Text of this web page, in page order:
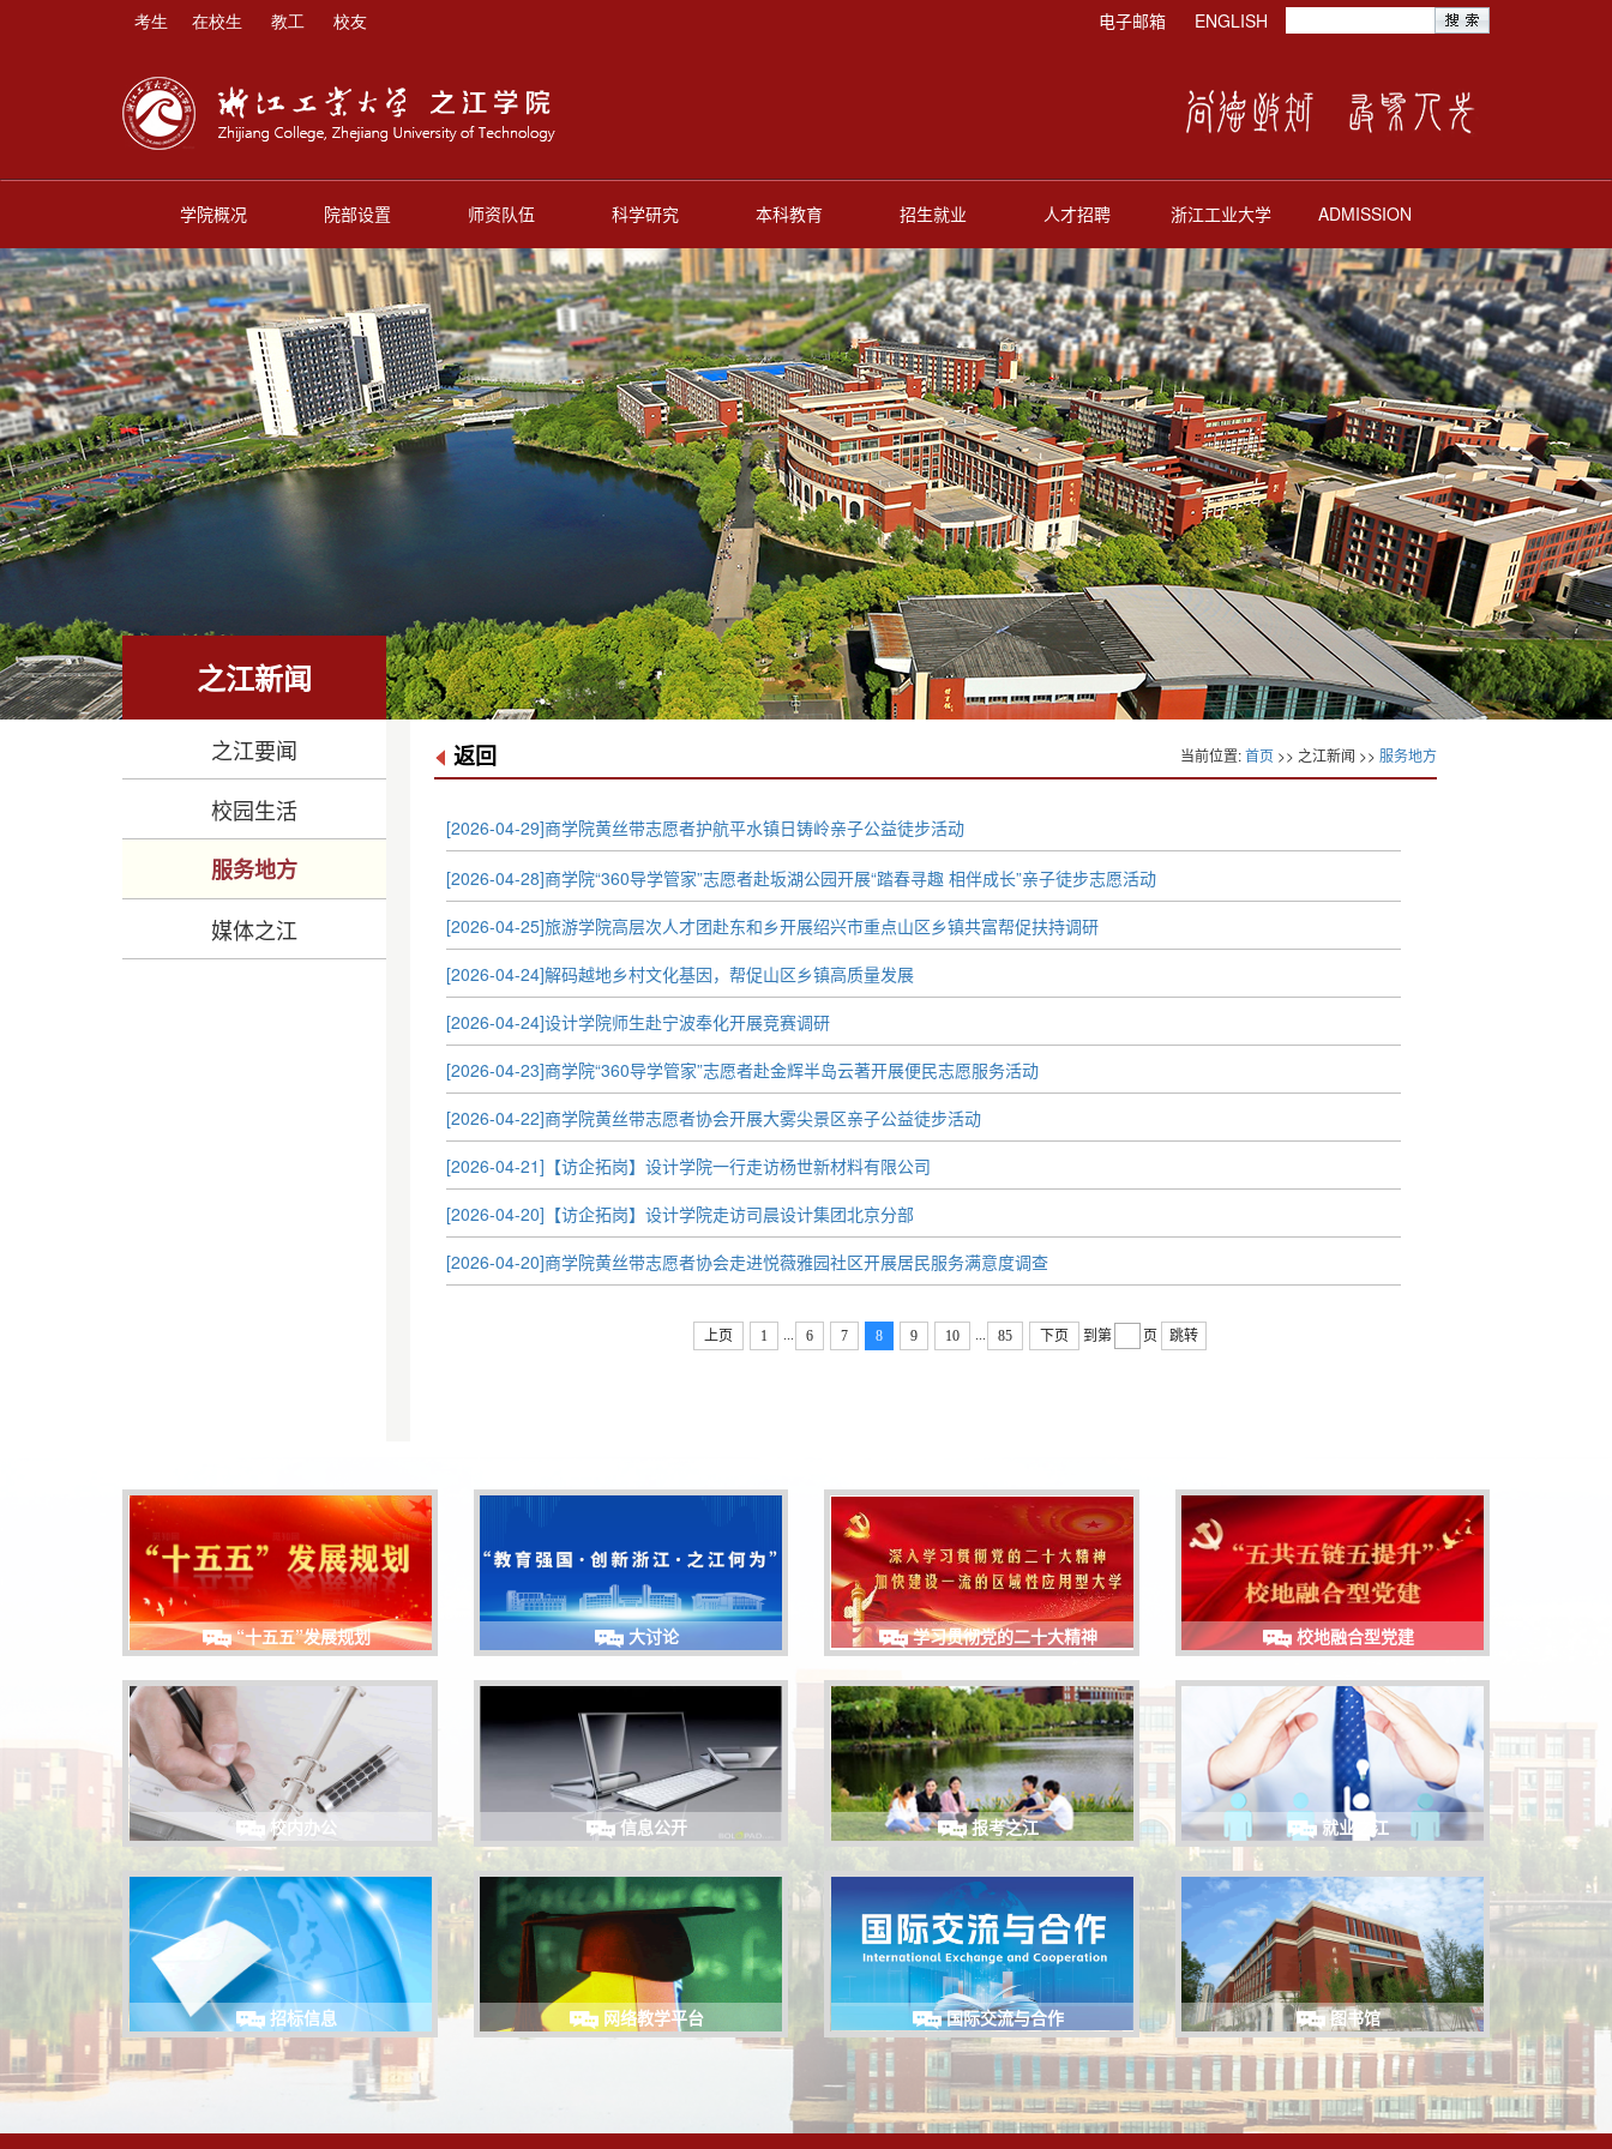
考生 在校生 教工 校友 电子邮箱 ENGLISH
学院概况 院部设置 师资队伍 科学研究 本科教育 招生就业 人才招聘 浙江工业大学 ADMISSION
之江新闻
之江要闻
校园生活
服务地方
媒体之江
返回 当前位置:首页 >> 之江新闻 >> 服务地方
[2026-04-29]商学院黄丝带志愿者护航平水镇日铸岭亲子公益徒步活动
[2026-04-28]商学院“360导学管家”志愿者赴坂湖公园开展“踏春寻趣 相伴成长”亲子徒步志愿活动
[2026-04-25]旅游学院高层次人才团赴东和乡开展绍兴市重点山区乡镇共富帮促扶持调研
[2026-04-24]解码越地乡村文化基因，帮促山区乡镇高质量发展
[2026-04-24]设计学院师生赴宁波奉化开展竞赛调研
[2026-04-23]商学院“360导学管家”志愿者赴金辉半岛云著开展便民志愿服务活动
[2026-04-22]商学院黄丝带志愿者协会开展大雾尖景区亲子公益徒步活动
[2026-04-21]【访企拓岗】设计学院一行走访杨世新材料有限公司
[2026-04-20]【访企拓岗】设计学院走访司晨设计集团北京分部
[2026-04-20]商学院黄丝带志愿者协会走进悦薇雅园社区开展居民服务满意度调查
上页 1 6 7 8 9 10 85 下页 到第 页 跳转
“十五五”发展规划 大讨论 学习贯彻党的二十大精神 校地融合型党建
校内办公 信息公开 报考之江 就业之江
招标信息 网络教学平台 国际交流与合作 图书馆